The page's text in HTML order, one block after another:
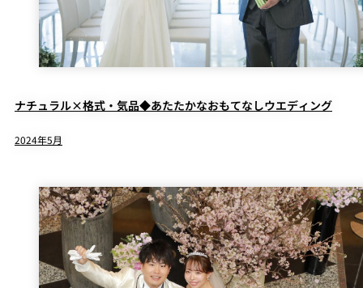
ナチュラル×格式・気品◆あたたかなおもてなしウエディング
2024年5月